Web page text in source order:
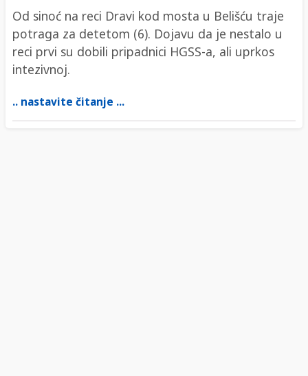
Od sinoć na reci Dravi kod mosta u Belišću traje
potraga za detetom (6). Dojavu da je nestalo u
reci prvi su dobili pripadnici HGSS-a, ali uprkos
intezivnoj.
.. nastavite čitanje ...